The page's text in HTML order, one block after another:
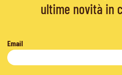
ultime novità in
Email